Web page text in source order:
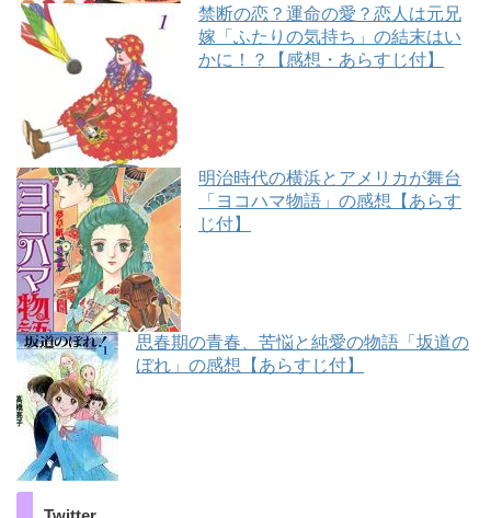
禁断の恋？運命の愛？恋人は元兄
嫁「ふたりの気持ち」の結末はい
かに！？【感想・あらすじ付】
明治時代の横浜とアメリカが舞台
「ヨコハマ物語」の感想【あらす
じ付】
思春期の青春、苦悩と純愛の物語「坂道の
ぼれ」の感想【あらすじ付】